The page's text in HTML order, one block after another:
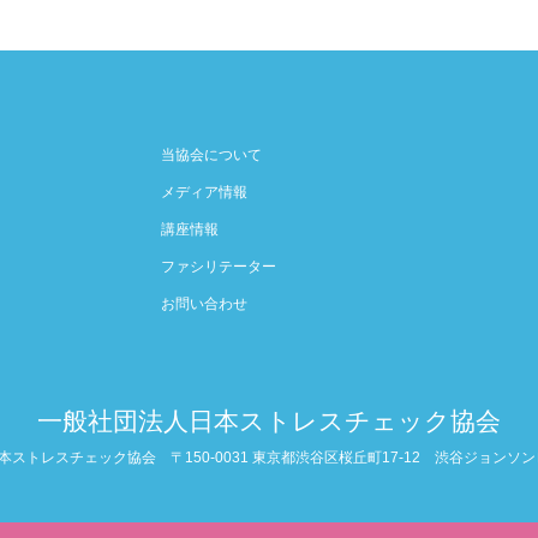
当協会について
メディア情報
講座情報
ファシリテーター
お問い合わせ
一般社団法人日本ストレスチェック協会
ストレスチェック協会 〒150-0031 東京都渋谷区桜丘町17-12 渋谷ジョンソ